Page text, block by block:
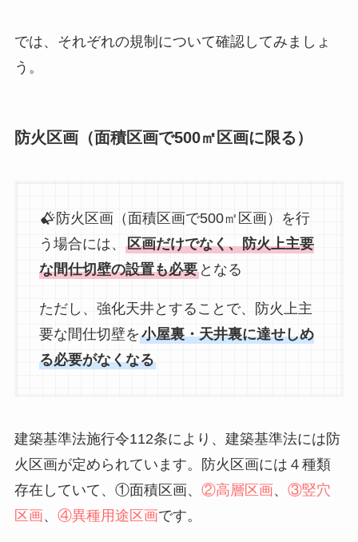
では、それぞれの規制について確認してみましょ
う。
防火区画（面積区画で500㎡区画に限る）
防火区画（面積区画で500㎡区画）を行
う場合には、 区画だけでなく、防火上主要
な間仕切壁の設置も必要となる
ただし、強化天井とすることで、防火上主
要な間仕切壁を小屋裏・天井裏に達せしめ
る必要がなくなる
建築基準法施行令112条により、建築基準法には防
火区画が定められています。防火区画には４種類
存在していて、①面積区画、 ②高層区画、 ③竪穴
区画、 ④異種用途区画です。